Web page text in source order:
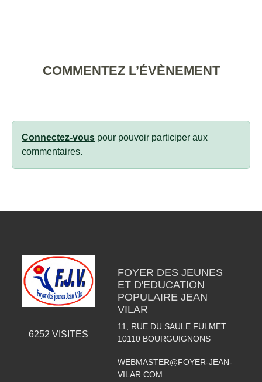
COMMENTEZ L’ÉVÈNEMENT
Connectez-vous pour pouvoir participer aux
commentaires.
6252 VISITES
FOYER DES JEUNES
ET D'EDUCATION
POPULAIRE JEAN
VILAR
11, RUE DU SAULE FULMET
10110 BOURGUIGNONS
WEBMASTER@FOYER-JEAN-
VILAR.COM